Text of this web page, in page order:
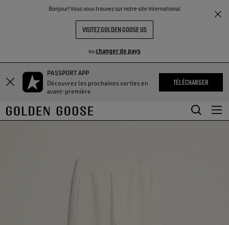
Bonjour! Vous vous trouvez sur notre site International
VISITEZ GOLDEN GOOSE US
ou changer de pays
Aller
au
principal
Aller
au
du
PASSPORT APP
Découvrez les prochaines sorties en
avant-première
TÉLÉCHARGER
THE
COMMUNITY